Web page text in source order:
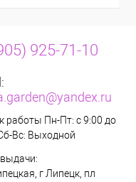
925-71-10
работы Пн-Пт: с 9:00 до
Вс: Выходной
г Липецк, пл